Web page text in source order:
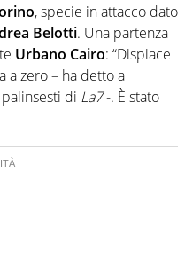
, specie in attacco dato
Belotti. Una partenza
Urbano Cairo: “Dispiace
a zero – ha detto a
di La7-. È stato